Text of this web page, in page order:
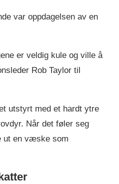
var oppdagelsen av en
er veldig kule og ville å
Rob Taylor til
utstyrt med et hardt ytre
Når det føler seg
ut en væske som